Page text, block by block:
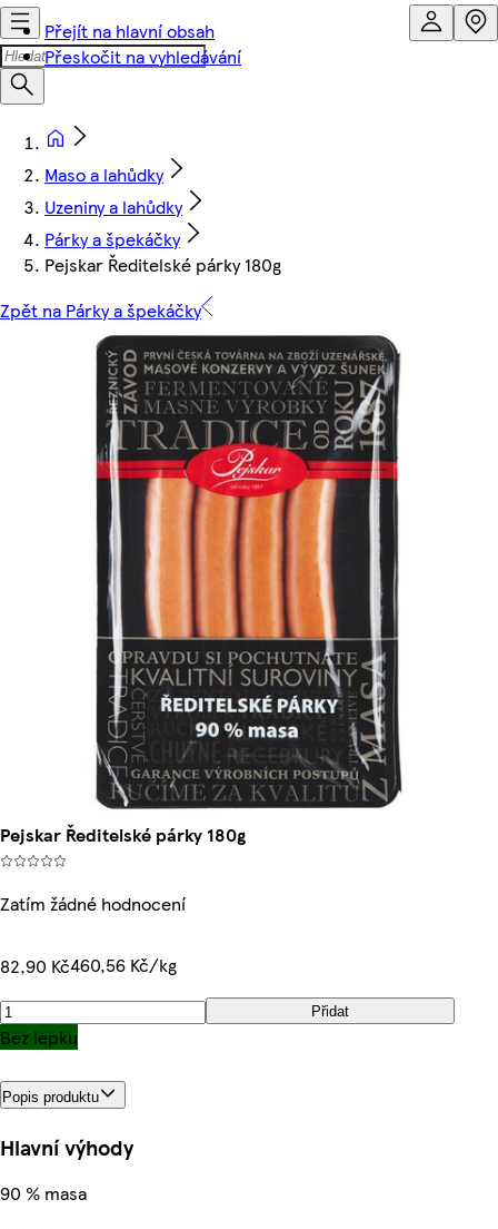
Přejít na hlavní obsah
Přeskočit na vyhledávání
Maso a lahůdky
Uzeniny a lahůdky
Párky a špekáčky
Pejskar Ředitelské párky 180g
Zpět na Párky a špekáčky
Pejskar Ředitelské párky 180g
Zatím žádné hodnocení
82,90 Kč460,56 Kč/kg
Přidat
Bez lepku
Popis produktu
Hlavní výhody
90 % masa